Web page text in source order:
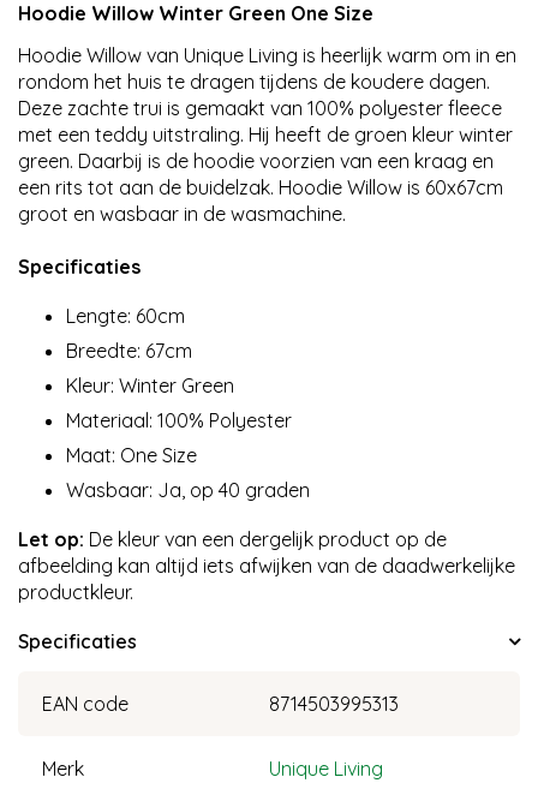
Hoodie Willow Winter Green One Size
Hoodie Willow van Unique Living is heerlijk warm om in en
rondom het huis te dragen tijdens de koudere dagen.
Deze zachte trui is gemaakt van 100% polyester fleece
met een teddy uitstraling. Hij heeft de groen kleur winter
green. Daarbij is de hoodie voorzien van een kraag en
een rits tot aan de buidelzak. Hoodie Willow is 60x67cm
groot en wasbaar in de wasmachine.
Specificaties
Lengte: 60cm
Breedte: 67cm
Kleur: Winter Green
Materiaal: 100% Polyester
Maat: One Size
Wasbaar: Ja, op 40 graden
Let op: De kleur van een dergelijk product op de
afbeelding kan altijd iets afwijken van de daadwerkelijke
productkleur.
Specificaties
EAN code 8714503995313
Merk Unique Living